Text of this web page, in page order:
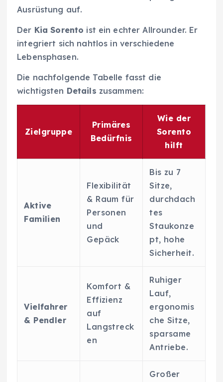
Ausrüstung auf.
Der Kia Sorento ist ein echter Allrounder. Er
integriert sich nahtlos in verschiedene
Lebensphasen.
Die nachfolgende Tabelle fasst die
wichtigsten Details zusammen:
Zielgruppe
Primäres
Bedürfnis
Wie der
Sorento
hilft
Aktive
Familien
Flexibilität
& Raum für
Personen
und
Gepäck
Bis zu 7
Sitze,
durchdach
tes
Staukonze
pt, hohe
Sicherheit.
Vielfahrer
& Pendler
Komfort &
Effizienz
auf
Langstreck
en
Ruhiger
Lauf,
ergonomis
che Sitze,
sparsame
Antriebe.
Großer